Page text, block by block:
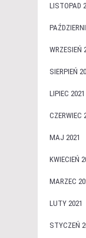
LISTOPAD
WRZESIEŃ
SIERPIEŃ
LIPIEC 2021
CZERWIEC
MAJ 2021
KWIECIEŃ
MARZEC
LUTY 2021
STYCZEŃ